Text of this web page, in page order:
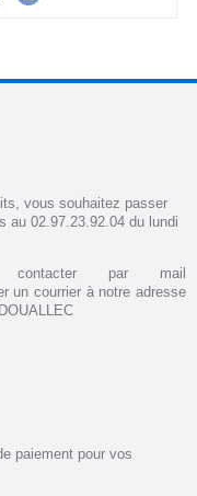
vous souhaitez passer
au 02.97.23.92.04 du lundi
contacter par mail
un courrier à notre adresse
paiement pour vos